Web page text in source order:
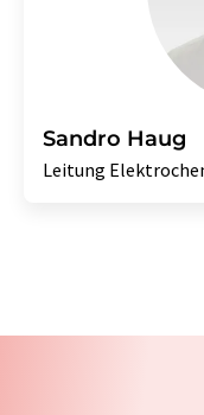
Sandro Haug
Leitung